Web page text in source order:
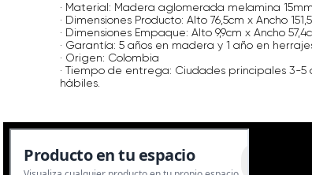
· Material: Madera aglomerada melamina 15mm
· Dimensiones Producto: Alto 76,5cm x Ancho
· Dimensiones Empaque: Alto 9,9cm x Ancho
· Garantía: 5 años en madera y 1 año en
· Origen: Colombia
· Tiempo de entrega: Ciudades principales 3-5
hábiles.